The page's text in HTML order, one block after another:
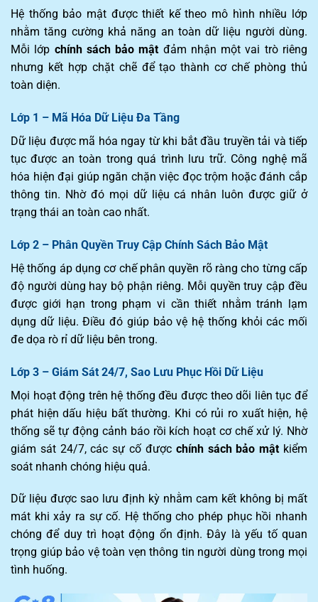
Hệ thống bảo mật được thiết kế theo mô hình nhiều lớp
nhằm tăng cường khả năng an toàn dữ liệu người dùng.
Mỗi lớp chính sách bảo mật đảm nhận một vai trò riêng
nhưng kết hợp chặt chẽ để tạo thành cơ chế phòng thủ
toàn diện.
Lớp 1 – Mã Hóa Dữ Liệu Đa Tầng
Dữ liệu được mã hóa ngay từ khi bắt đầu truyền tải và tiếp
tục được an toàn trong quá trình lưu trữ. Công nghệ mã
hóa hiện đại giúp ngăn chặn việc đọc trộm hoặc đánh cắp
thông tin. Nhờ đó mọi dữ liệu cá nhân luôn được giữ ở
trạng thái an toàn cao nhất.
Lớp 2 – Phân Quyền Truy Cập Chính Sách Bảo Mật
Hệ thống áp dụng cơ chế phân quyền rõ ràng cho từng cấp
độ người dùng hay bộ phận riêng. Mỗi quyền truy cập đều
được giới hạn trong phạm vi cần thiết nhằm tránh lạm
dụng dữ liệu. Điều đó giúp bảo vệ hệ thống khỏi các mối
đe dọa rò rỉ dữ liệu bên trong.
Lớp 3 – Giám Sát 24/7, Sao Lưu Phục Hồi Dữ Liệu
Mọi hoạt động trên hệ thống đều được theo dõi liên tục để
phát hiện dấu hiệu bất thường. Khi có rủi ro xuất hiện, hệ
thống sẽ tự động cảnh báo rồi kích hoạt cơ chế xử lý. Nhờ
giám sát 24/7, các sự cố được chính sách bảo mật kiểm
soát nhanh chóng hiệu quả.
Dữ liệu được sao lưu định kỳ nhằm cam kết không bị mất
mát khi xảy ra sự cố. Hệ thống cho phép phục hồi nhanh
chóng để duy trì hoạt động ổn định. Đây là yếu tố quan
trọng giúp bảo vệ toàn vẹn thông tin người dùng trong mọi
tình huống.